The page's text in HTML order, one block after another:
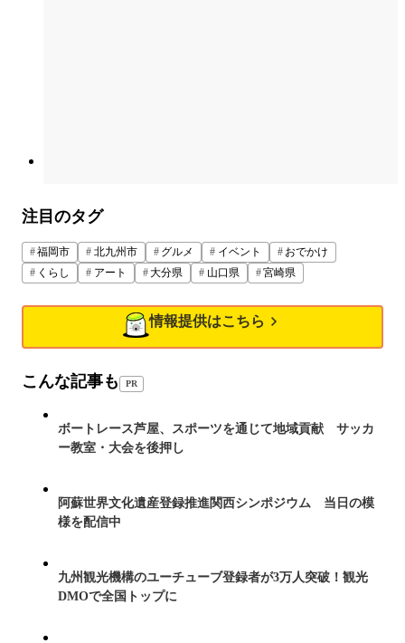
注目のタグ
福岡市 北九州市 グルメ イベント
おでかけ
くらし
アート 大分県 山口県 宮崎県
情報提供はこちら
こんな記事も PR
ボートレース芦屋、スポーツを通じて地域貢献 サッカ
ー教室・大会を後押し
阿蘇世界文化遺産登録推進関西シンポジウム 当日の模
様を配信中
九州観光機構のユーチューブ登録者が3万人突破！観光
DMOで全国トップに